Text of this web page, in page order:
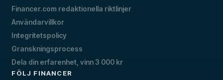
Financer.com redaktionella riktlinjer
Användarvillkor
Integritetspolicy
Granskningsprocess
Dela din erfarenhet, vinn 3 000 kr
FÖLJ FINANCER